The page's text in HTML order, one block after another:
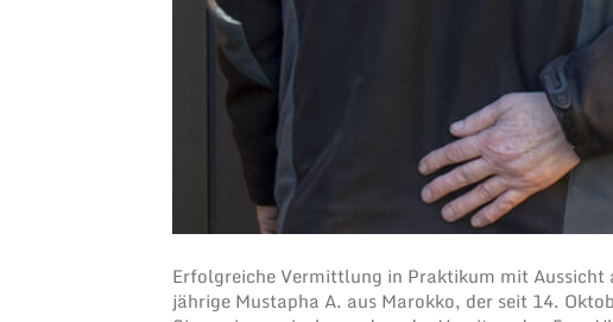
Erfolgreiche Vermittlung in Praktikum mit Aussicht
jährige Mustapha A. aus Marokko, der seit 14.